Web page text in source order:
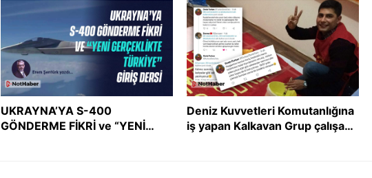
Asgari ücret zammı
UKRAYNA’YA S-400
GÖNDERME FİKRİ ve “YENİ
Deniz Kuvvetleri Komutanlığına
iş yapan Kalkavan Grup çalışanı